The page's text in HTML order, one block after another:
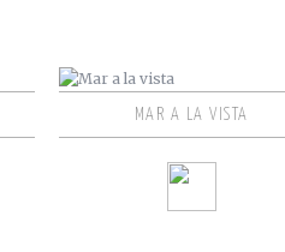
MAR A LA VISTA